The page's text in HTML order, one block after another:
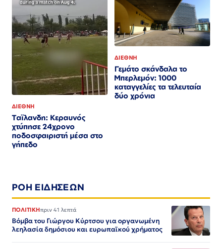
ΔΙΕΘΝΗ
Ταϊλανδη: Κεραυνός
χτύπησε 24χρονο
ποδοσφαιριστή μέσα στο
γήπεδο
ΔΙΕΘΝΗ
Γεμάτο σκάνδαλα το
Μπερλεμόν: 1000
καταγγελίες τα τελευταία
δύο χρόνια
ΡΟΗ ΕΙΔΗΣΕΩΝ
ΠΟΛΙΤΙΚΗπριν 41 λεπτά
Βόμβα του Γιώργου Κύρτσου για οργανωμένη
λεηλασία δημόσιου και ευρωπαϊκού χρήματος